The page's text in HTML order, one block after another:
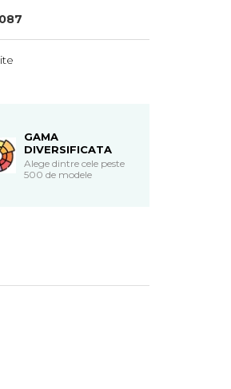
GAMA
DIVERSIFICATA
Alege dintre cele peste
500 de modele